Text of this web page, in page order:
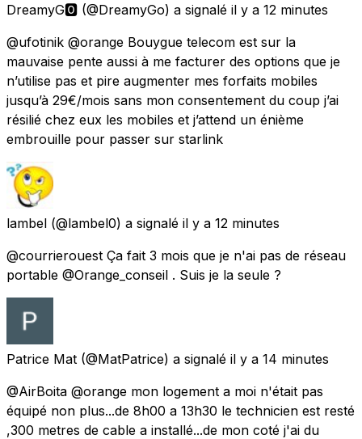
DreamyG🅾️ (@DreamyGo) a signalé il y a 12 minutes
@ufotinik @orange Bouygue telecom est sur la
mauvaise pente aussi à me facturer des options que je
n’utilise pas et pire augmenter mes forfaits mobiles
jusqu’à 29€/mois sans mon consentement du coup j’ai
résilié chez eux les mobiles et j’attend un énième
embrouille pour passer sur starlink
lambel (@lambel0) a signalé il y a 12 minutes
@courrierouest Ça fait 3 mois que je n'ai pas de réseau
portable @Orange_conseil . Suis je la seule ?
Patrice Mat (@MatPatrice) a signalé il y a 14 minutes
@AirBoita @orange mon logement a moi n'était pas
équipé non plus...de 8h00 a 13h30 le technicien est resté
,300 metres de cable a installé...de mon coté j'ai du